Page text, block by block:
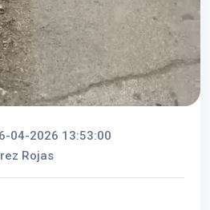
04-2026 13:53:00
Rojas